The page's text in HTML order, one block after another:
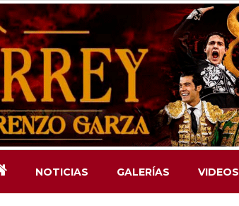
NOTICIAS GALERÍAS VIDEOS